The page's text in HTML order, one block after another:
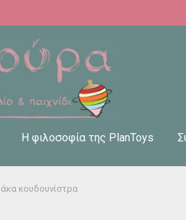
Η φιλοσοφία της PlanToys
κουδουνίστρα